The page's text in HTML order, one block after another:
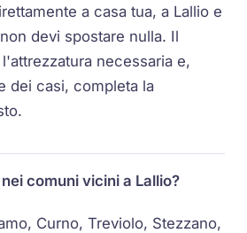
a casa tua, a Lallio e
devi spostare nulla. Il
necessaria e,
dei casi, completa la
comuni vicini a Lallio?
Curno, Treviolo, Stezzano,